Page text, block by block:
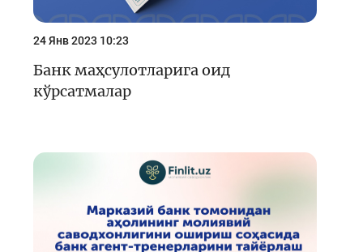
24 Янв 2023 10:23
Банк маҳсулотларига оид
кўрсатмалар